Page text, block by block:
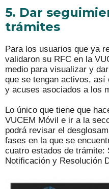
5. Dar
trámites
Para los usuarios que ya
validaron su RFC en la
medio para visualizar y
que se tengan activos,
y acuses asociados a los
Lo único que tiene que
VUCEM Móvil e ir a la
podrá revisar el
fases en la que se
cuatro estados de trámite:
Notificación y Resolución